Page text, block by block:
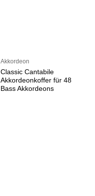
Akkordeon
Classic Cantabile
Akkordeonkoffer für 48
Bass Akkordeons